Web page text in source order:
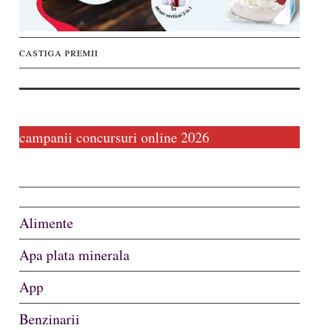
Concursuri
CASTIGA PREMII
campanii concursuri online 2026
Alimente
Apa plata minerala
App
Benzinarii